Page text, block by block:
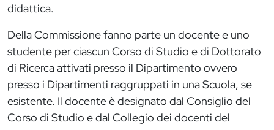
didattica.
Della Commissione fanno parte un docente e uno
studente per ciascun Corso di Studio e di Dottorato
di Ricerca attivati presso il Dipartimento ovvero
presso i Dipartimenti raggruppati in una Scuola, se
esistente. Il docente è designato dal Consiglio del
Corso di Studio e dal Collegio dei docenti del